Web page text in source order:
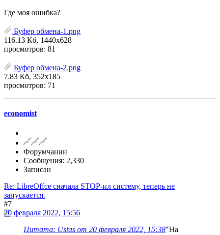
Где моя ошибка?
Буфер обмена-1.png
116.13 Кб, 1440x628
просмотров: 81
Буфер обмена-2.png
7.83 Кб, 352x185
просмотров: 71
economist
Форумчанин
Сообщения: 2,330
Записан
Re: LibreOffce сначала STOP-ил систему, теперь не
запускается.
#7
20 февраля 2022, 15:56
Цитата: Ustas от 20 февраля 2022, 15:38"На